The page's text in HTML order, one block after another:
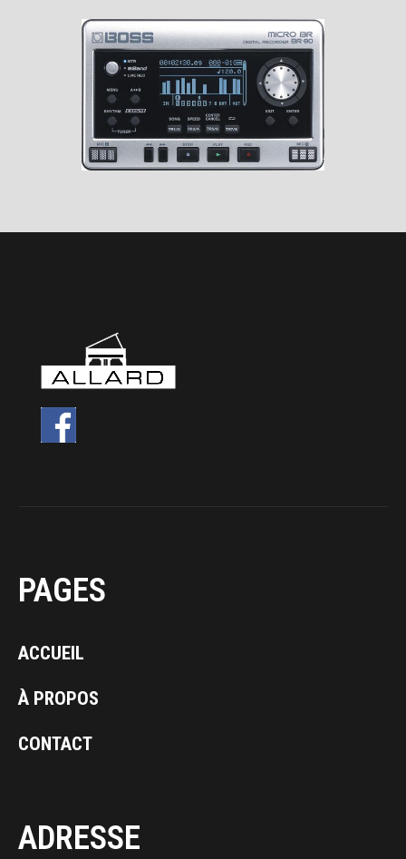
PAGES
ACCUEIL
À PROPOS
CONTACT
ADRESSE